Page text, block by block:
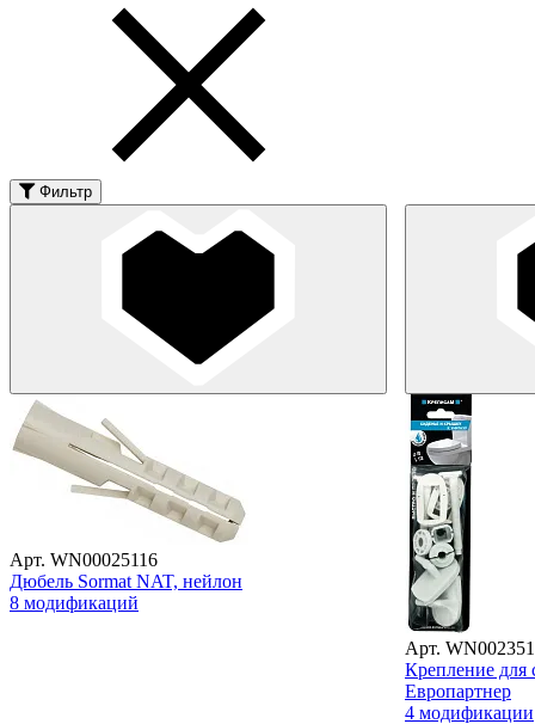
Фильтр
Арт. WN00025116
Дюбель Sormat NAT, нейлон
8 модификаций
Арт.
Крепление для
Европартнер
4 модификации